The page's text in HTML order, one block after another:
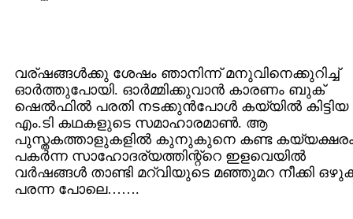
വര്ഷങ്ങള്‍ക്കു ശേഷം ഞാനിന്ന് മനുവിനെക്കുറിച്ച്
ഓര്‍ത്തുപോയി. ഓര്‍മ്മിക്കുവാന്‍ കാരണം ബുക്
ഷെല്‍ഫില്‍ പരതി നടക്കുന്‍പോള്‍ കയ്യില്‍ കിട്ടിയ
എം.ടി കഥകളുടെ സമാഹാരമാണ്‍. ആ
പുസ്തകത്താളുകളില്‍ കുനുകുനെ കണ്ട
പകര്‍ന്ന സാഹോദര്യത്തിന്റ്റെ ഇളവെയില്‍
വര്‍ഷങ്ങള്‍ താണ്ടി മറ്വിയുടെ മഞ്ഞുമറ നീക്കി
പരന്ന പോലെ…….